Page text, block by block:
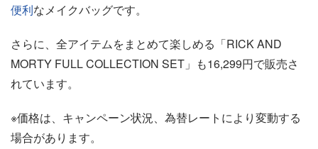
便利なメイクバッグです。
さらに、全アイテムをまとめて楽しめる「RICK AND
MORTY FULL COLLECTION SET」も16,299円で販売さ
れています。
※価格は、キャンペーン状況、為替レートにより変動する
場合があります。